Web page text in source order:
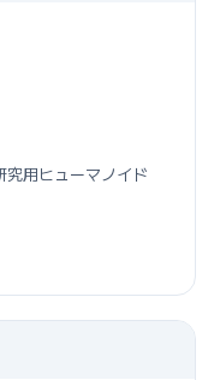
究用ヒューマノイド